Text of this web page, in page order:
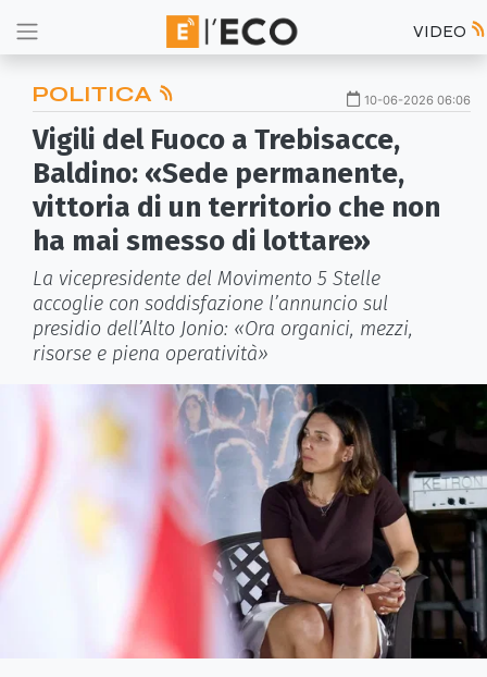
VIDEO
POLITICA 10-06-2026 06:06
Vigili del Fuoco a Trebisacce,
Baldino: «Sede permanente,
vittoria di un territorio che non
ha mai smesso di lottare»
La vicepresidente del Movimento 5 Stelle
accoglie con soddisfazione l’annuncio sul
presidio dell’Alto Jonio: «Ora organici, mezzi,
risorse e piena operatività»